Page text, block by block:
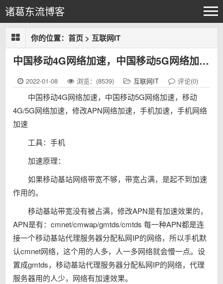
诸葛东流博客
你的位置： 首页 > 互联网IT
中国移动4G网络加速，中国移动5G网络加速，移动4G/5G网络加速，修改APN网络加速，手机加速，手机网络加速
2022-01-08 浏览：(8539) 互联网IT 评论(0)
中国移动4G网络加速，中国移动5G网络加速，移动
4G/5G网络加速，修改APN网络加速，手机加速，手机网络
加速
工具：手机
加速原理：
如果移动基站网络带宽不够，带宽占满，是起不到加速
作用的。
移动基站带宽没有被占满，修改APN是有加速效果的，
APN是有：cmnet/cmwap/gmtds/cmtds 每一种APN都是连
接一个移动基站代理服务器分配私网IP的网络，所以手机默
认cmnet网络，这个用的人多，人一多网络就会慢一点。设
置成gmtds，移动基站代理服务器分配私网IP的网络，代理
服务器用的人少，网络有加速效果。